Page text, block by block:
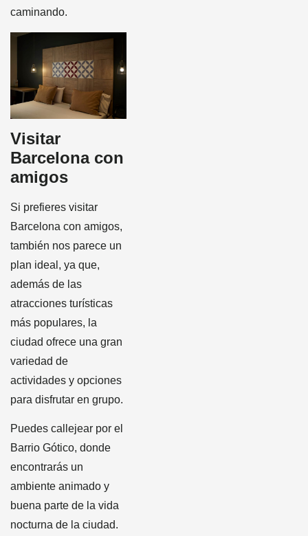
caminando.
Visitar
Barcelona con
amigos
Si prefieres visitar
Barcelona con amigos,
también nos parece un
plan ideal, ya que,
además de las
atracciones turísticas
más populares, la
ciudad ofrece una gran
variedad de
actividades y opciones
para disfrutar en grupo.
Puedes callejear por el
Barrio Gótico, donde
encontrarás un
ambiente animado y
buena parte de la vida
nocturna de la ciudad.